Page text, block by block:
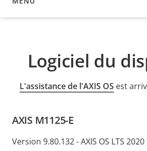
Logiciel du
L'assistance de l'AXIS OS est
AXIS M1125-E
Version 9.80.132 - AXIS OS LTS 2020